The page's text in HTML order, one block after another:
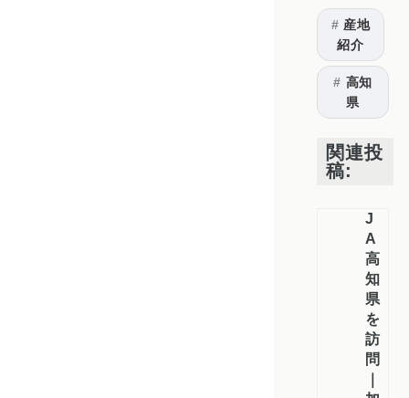
産地
紹介
高知
県
関連投
稿:
J
A
高
知
県
を
訪
問